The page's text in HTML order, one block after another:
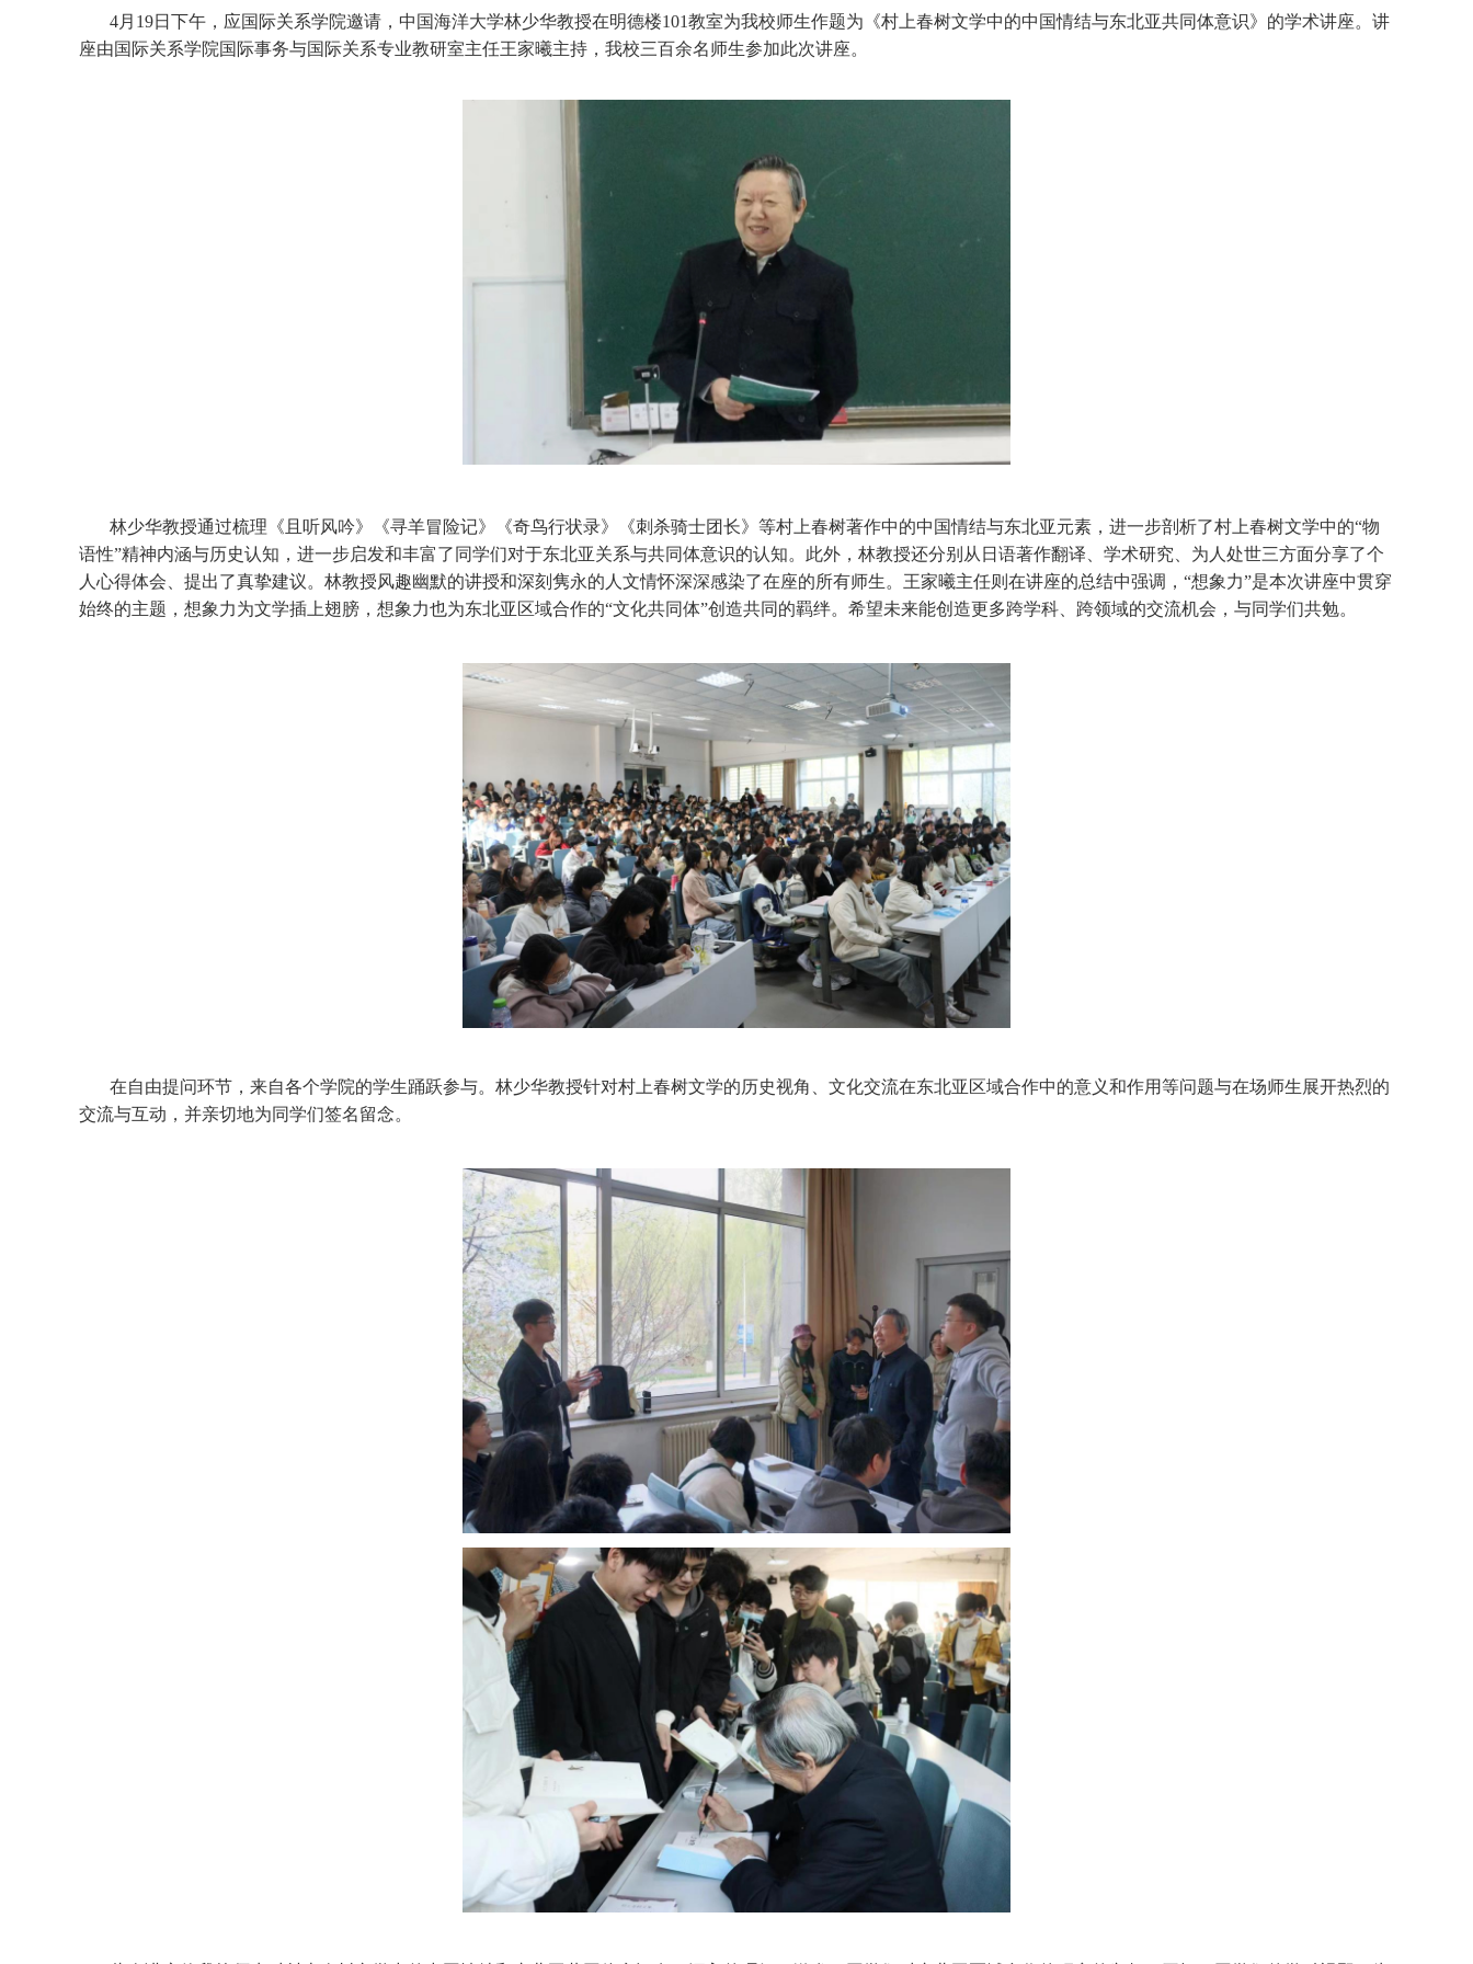
4月19日下午，应国际关系学院邀请，中国海洋大学林少华教授在明德楼101教室为我校师生作题为《村上春树文学中的中国情结与东北亚共同体意识》的学术讲座。讲
座由国际关系学院国际事务与国际关系专业教研室主任王家曦主持，我校三百余名师生参加此次讲座。
林少华教授通过梳理《且听风吟》《寻羊冒险记》《奇鸟行状录》《刺杀骑士团长》等村上春树著作中的中国情结与东北亚元素，进一步剖析了村上春树文学中的“物
语性”精神内涵与历史认知，进一步启发和丰富了同学们对于东北亚关系与共同体意识的认知。此外，林教授还分别从日语著作翻译、学术研究、为人处世三方面分享了个
人心得体会、提出了真挚建议。林教授风趣幽默的讲授和深刻隽永的人文情怀深深感染了在座的所有师生。王家曦主任则在讲座的总结中强调，“想象力”是本次讲座中贯穿
始终的主题，想象力为文学插上翅膀，想象力也为东北亚区域合作的“文化共同体”创造共同的羁绊。希望未来能创造更多跨学科、跨领域的交流机会，与同学们共勉。
在自由提问环节，来自各个学院的学生踊跃参与。林少华教授针对村上春树文学的历史视角、文化交流在东北亚区域合作中的意义和作用等问题与在场师生展开热烈的
交流与互动，并亲切地为同学们签名留念。